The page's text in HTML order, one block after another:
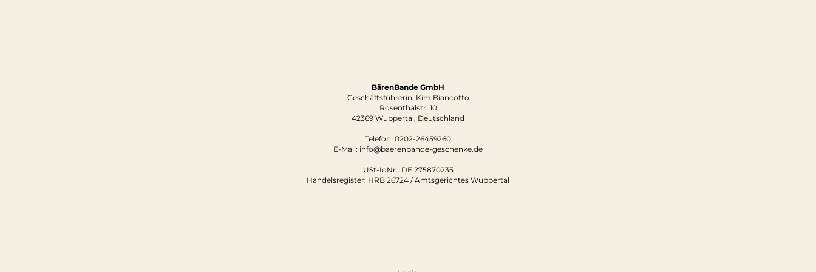
BärenBande GmbH
Geschäftsführerin: Kim Biancotto
Rosenthalstr. 10
42369 Wuppertal, Deutschland
Telefon: 0202-26459260
E-Mail: info@baerenbande-geschenke.de
USt-IdNr.: DE 275870235
Handelsregister: HRB 26724 / Amtsgerichtes Wuppertal